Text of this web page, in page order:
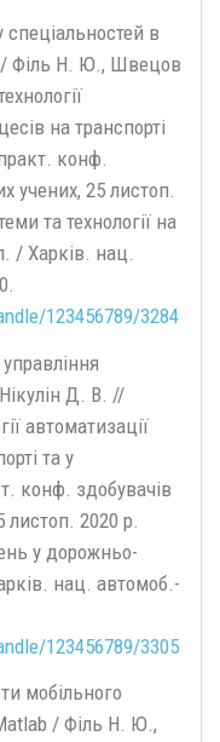
в
/ Філь Н. Ю., Швецов
на транспорті
конф.
учених, 25 листоп.
та технології на
/ Харків. нац.
123456789/3284
Д. В. //
автоматизації
та у
конф. здобувачів
листоп. 2020 р.
у дорожньо-
нац. автомоб.-
123456789/3305
мобільного
/ Філь Н. Ю.,